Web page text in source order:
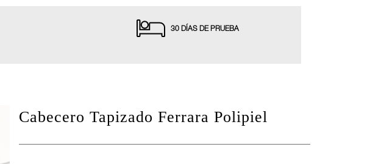
30 DÍAS DE PRUEBA
Cabecero Tapizado Ferrara Polipiel